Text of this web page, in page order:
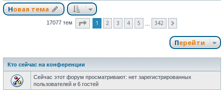
Новая тема
17077 тем Страница из 342
1 2 3 4 5 342
Перейти
Кто сейчас на конференции
Сейчас этот форум просматривают: нет зарегистрированных
пользователей и 6 гостей